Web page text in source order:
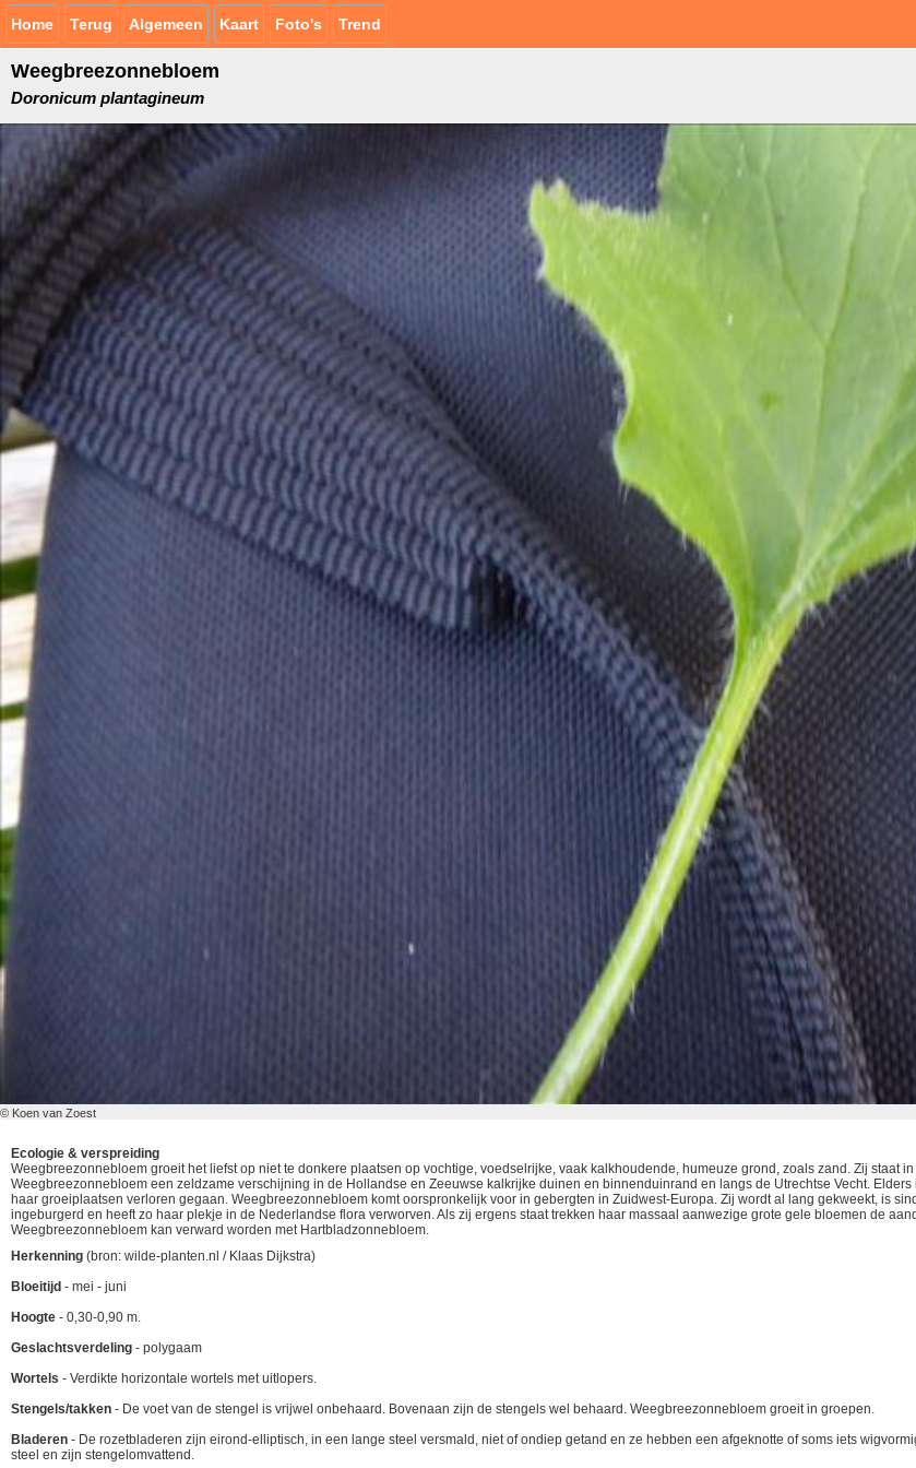
Home Terug Algemeen Kaart Foto's Trend
Weegbreezonnebloem
Doronicum plantagineum
© Koen van Zoest
Ecologie & verspreiding
Weegbreezonnebloem groeit het liefst op niet te donkere plaatsen op vochtige, voedselrijke, vaak kalkhoudende, humeuze grond, zoals zand. Zij
Weegbreezonnebloem een zeldzame verschijning in de Hollandse en Zeeuwse kalkrijke duinen en binnenduinrand en langs de Utrechtse Vecht.
haar groeiplaatsen verloren gegaan. Weegbreezonnebloem komt oorspronkelijk voor in gebergten in Zuidwest-Europa. Zij wordt al lang gekweekt, is
ingeburgerd en heeft zo haar plekje in de Nederlandse flora verworven. Als zij ergens staat trekken haar massaal aanwezige grote gele bloemen de
Weegbreezonnebloem kan verward worden met Hartbladzonnebloem.
Herkenning (bron: wilde-planten.nl / Klaas Dijkstra)
Bloeitijd - mei - juni
Hoogte - 0,30-0,90 m.
Geslachtsverdeling - polygaam
Wortels - Verdikte horizontale wortels met uitlopers.
Stengels/takken - De voet van de stengel is vrijwel onbehaard. Bovenaan zijn de stengels wel behaard. Weegbreezonnebloem groeit in groepen.
Bladeren - De rozetbladeren zijn eirond-elliptisch, in een lange steel versmald, niet of ondiep getand en ze hebben een afgeknotte of soms iets
steel en zijn stengelomvattend.